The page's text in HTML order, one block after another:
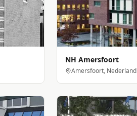
NH Amersfoort
Amersfoort, Nederland